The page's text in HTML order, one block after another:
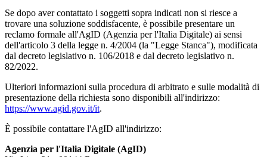
Se dopo aver contattato i soggetti sopra indicati non si riesce a
trovare una soluzione soddisfacente, è possibile presentare un
reclamo formale all'AgID (Agenzia per l'Italia Digitale) ai sensi
dell'articolo 3 della legge n. 4/2004 (la "Legge Stanca"), modificata
dal decreto legislativo n. 106/2018 e dal decreto legislativo n.
82/2022.
Ulteriori informazioni sulla procedura di arbitrato e sulle modalità di
presentazione della richiesta sono disponibili all'indirizzo:
https://www.agid.gov.it/it.
È possibile contattare l'AgID all'indirizzo:
Agenzia per l'Italia Digitale (AgID)